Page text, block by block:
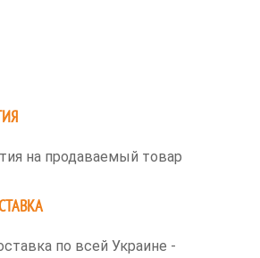
на продаваемый товар
по всей Украине -